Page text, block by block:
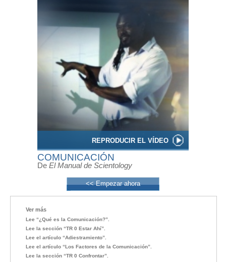
REPRODUCIR EL VÍDEO
COMUNICACIÓN
De El Manual de Scientology
<< Empezar ahora
Ver más
Lee “¿Qué es la Comunicación?”.
Lee la sección “TR 0 Estar Ahí”.
Lee el artículo “Adiestramiento”.
Lee el artículo “Los Factores de la Comunicación”.
Lee la sección “TR 0 Confrontar”.